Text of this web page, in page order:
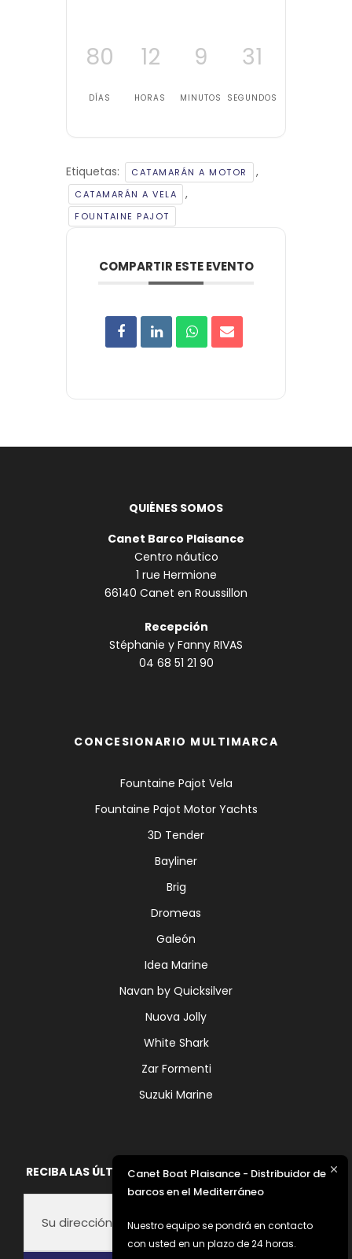
80
DÍAS
12
HORAS
9
MINUTOS
31
SEGUNDOS
Etiquetas: CATAMARÁN A MOTOR ,
CATAMARÁN A VELA ,
FOUNTAINE PAJOT
COMPARTIR ESTE EVENTO
QUIÉNES SOMOS
Canet Barco Plaisance
Centro náutico
1 rue Hermione
66140 Canet en Roussillon
Recepción
Stéphanie y Fanny RIVAS
04 68 51 21 90
CONCESIONARIO MULTIMARCA
Fountaine Pajot Vela
Fountaine Pajot Motor Yachts
3D Tender
Bayliner
Brig
Dromeas
Galeón
Idea Marine
Navan by Quicksilver
Nuova Jolly
White Shark
Zar Formenti
Suzuki Marine
RECIBA LAS ÚLTIMAS NOTICIAS DE FOUNTAINE PAJOT
Canet Boat Plaisance - Distribuidor de
barcos en el Mediterráneo
Nuestro equipo se pondrá en contacto
con usted en un plazo de 24 horas.